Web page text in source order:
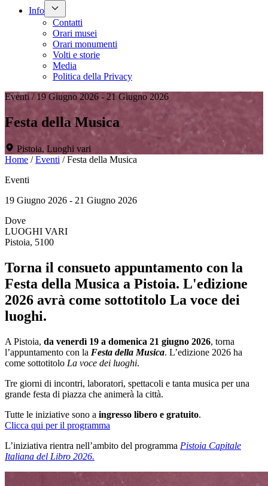
Info
Contatti
Orari musei
Orari monumenti
Volti e storie
Media
Politica della Privacy
Eventi / 19 Giugno 2026 - 21 Giugno 2026
Festa della Musica
Pistoia, Luoghi vari
Home /Eventi /Festa della Musica
Eventi
19 Giugno 2026 - 21 Giugno 2026
Dove
LUOGHI VARI
Pistoia, 5100
Torna il consueto appuntamento con la
Festa della Musica a Pistoia. L'edizione
2026 avrà come sottotitolo La voce dei
luoghi.
A Pistoia, da venerdì 19 a domenica 21 giugno 2026, torna
l’appuntamento con la Festa della Musica. L’edizione 2026 ha
come sottotitolo La voce dei luoghi.
Tre giorni di incontri, laboratori, spettacoli e tanta musica per una
grande festa di piazza che animerà la città.
Tutte le iniziative sono a ingresso libero e gratuito.
Clicca qui per il programma
L’iniziativa rientra nell’ambito del programma Pistoia Capitale
Italiana del Libro 2026.